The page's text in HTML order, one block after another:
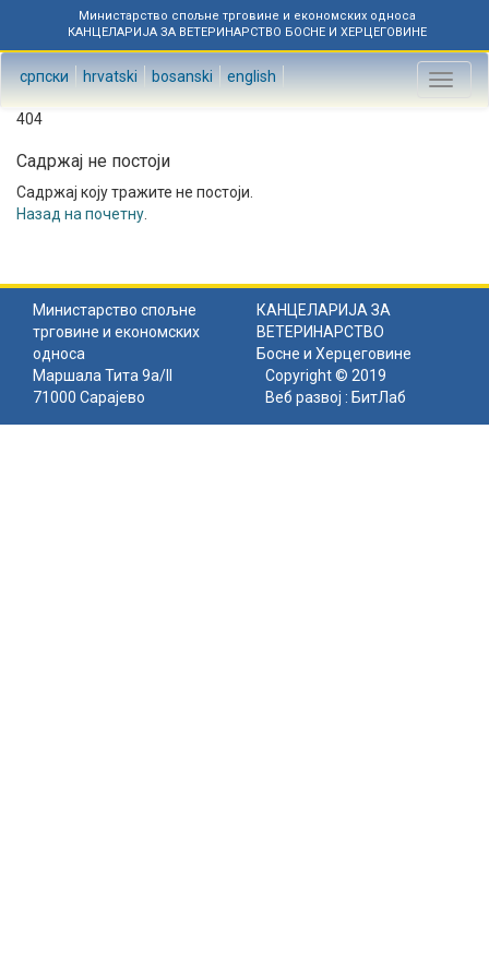
Министарство спољне трговине и економских односа
КАНЦЕЛАРИЈА ЗА ВЕТЕРИНАРСТВО БОСНЕ И ХЕРЦЕГОВИНЕ
српски hrvatski bosanski english
Toggle
404
Садржај не постоји
Садржај коју тражите не постоји.
Назад на почетну
Министарство спољне
трговине и економских
односа
КАНЦЕЛАРИЈА ЗА
ВЕТЕРИНАРСТВО
Босне и Херцеговине
Маршала Тита 9а/II
71000 Сарајево
Copyright © 2019
Веб развој : БитЛаб